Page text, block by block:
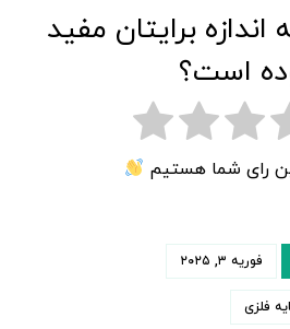
برایتان مفید
است؟
رای شما هستیم
فوریه ۳, ۲۰۲۵
فلزی